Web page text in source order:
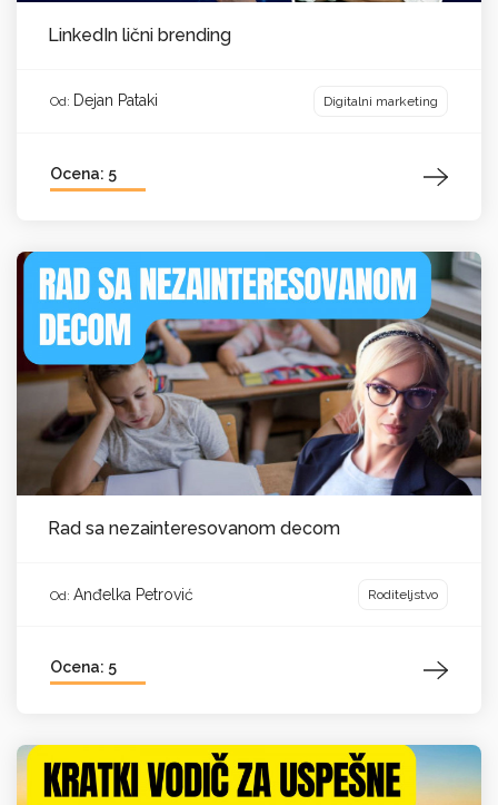
LinkedIn lični brending
Od: Dejan Pataki Digitalni marketing
Ocena: 5
Rad sa nezainteresovanom decom
Od: Anđelka Petrović Roditeljstvo
Ocena: 5